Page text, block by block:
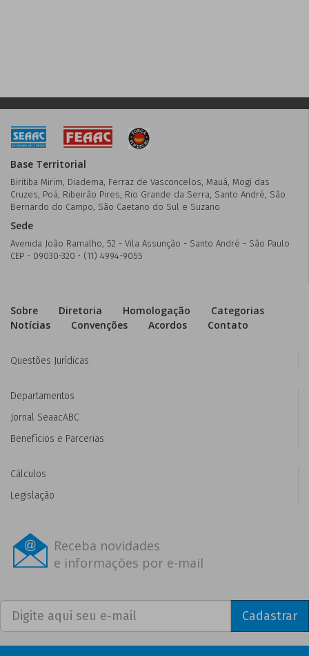
Base Territorial
Biritiba Mirim, Diadema, Ferraz de Vasconcelos, Mauá, Mogi das
Cruzes, Poá, Ribeirão Pires, Rio Grande da Serra, Santo André, São
Bernardo do Campo, São Caetano do Sul e Suzano
Sede
Avenida João Ramalho, 52 - Vila Assunção - Santo André - São Paulo
CEP - 09030-320 • (11) 4994-9055
Sobre Diretoria Homologação
Categorias
Notícias
Convenções Acordos Contato
Questões Jurídicas
Departamentos
Jornal SeaacABC
Benefícios e Parcerias
Cálculos
Legislação
Receba novidades
e informações por e-mail
Cadastrar